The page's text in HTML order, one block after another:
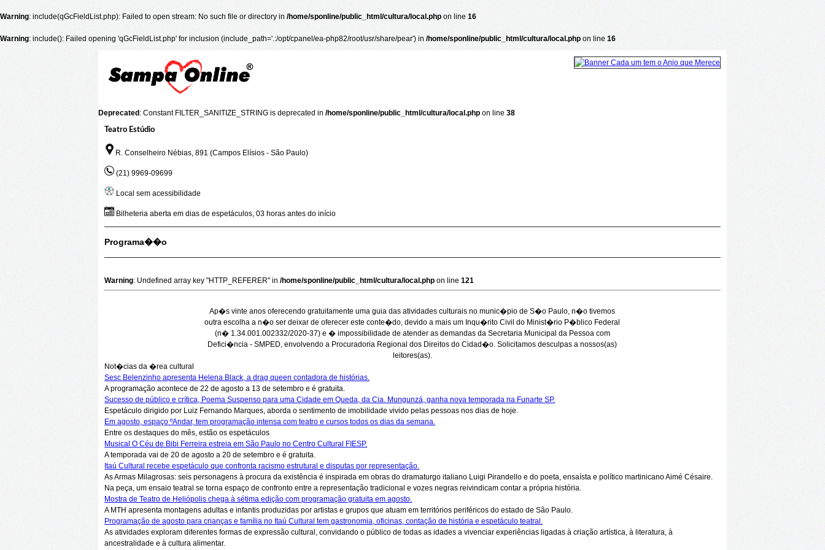
Warning: include(qGcFieldList.php): Failed to open stream: No such file or directory in /home/sponline/public_html/cultura/local.php on line 16
Warning: include(): Failed opening 'qGcFieldList.php' for inclusion (include_path='.:/opt/cpanel/ea-php82/root/usr/share/pear') in /home/sponline/public_html/cultura/local.php on line 16
Deprecated : Constant FILTER_SANITIZE_STRING is deprecated in /home/sponline/public_html/cultura/local.php on line 38
Teatro Estúdio
R. Conselheiro Nébias, 891 (Campos Elísios - São Paulo)
(21) 9969-09699
Local sem acessibilidade
Bilheteria aberta em dias de espetáculos, 03 horas antes do início
Programa��o
Warning: Undefined array key "HTTP_REFERER" in/home/sponline/public_html/cultura/local.php on line121
Ap�s vinte anos oferecendo gratuitamente uma guia das atividades culturais no munic�pio de S�o Paulo, n�o tivemos
outra escolha a n�o ser deixar de oferecer este conte�do, devido a mais um Inqu�rito Civil do Minist�rio P�blico Federal
(n� 1.34.001.002332/2020-37) e � impossibilidade de atender as demandas da Secretaria Municipal da Pessoa com
Defici�ncia - SMPED, envolvendo a Procuradoria Regional dos Direitos do Cidad�o. Solicitamos desculpas a nossos(as)
leitores(as).
Not�cias da �rea cultural
Sesc Belenzinho apresenta Helena Black, a drag queen contadora de histórias.
A programação acontece de 22 de agosto a 13 de setembro e é gratuita.
Sucesso de público e crítica, Poema Suspenso para uma Cidade em Queda, da Cia. Mungunzá, ganha nova temporada na Funarte SP.
Espetáculo dirigido por Luiz Fernando Marques, aborda o sentimento de imobilidade vivido pelas pessoas nos dias de hoje.
Em agosto, espaço ºAndar, tem programação intensa com teatro e cursos todos os dias da semana.
Entre os destaques do mês, estão os espetáculos
Musical O Céu de Bibi Ferreira estreia em São Paulo no Centro Cultural FIESP.
A temporada vai de 20 de agosto a 20 de setembro e é gratuita.
Itaú Cultural recebe espetáculo que confronta racismo estrutural e disputas por representação.
As Armas Milagrosas: seis personagens à procura da existência é inspirada em obras do dramaturgo italiano Luigi Pirandello e do poeta, ensaísta e político martinicano Aimé Césaire.
Na peça, um ensaio teatral se torna espaço de confronto entre a representação tradicional e vozes negras reivindicam contar a própria história.
Mostra de Teatro de Heliópolis chega à sétima edição com programação gratuita em agosto.
A MTH apresenta montagens adultas e infantis produzidas por artistas e grupos que atuam em territórios periféricos do estado de São Paulo.
Programação de agosto para crianças e família no Itaú Cultural tem gastronomia, oficinas, contação de história e espetáculo teatral.
As atividades exploram diferentes formas de expressão cultural, convidando o público de todas as idades a vivenciar experiências ligadas à criação artística, à literatura, à
ancestralidade e à cultura alimentar.